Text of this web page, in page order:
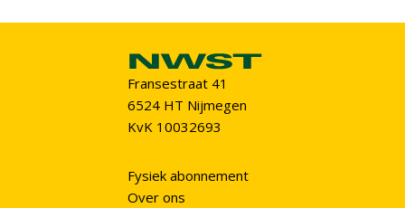
Fransestraat 41
6524 HT Nijmegen
KvK 10032693
Fysiek abonnement
Over ons